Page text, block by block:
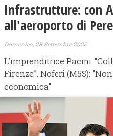
Infrastrutture: con
all'aeroporto di
Domenica, 28 Settembre 2025
L’imprenditrice Pacini:
Firenze”. Noferi (M5S):
economica"